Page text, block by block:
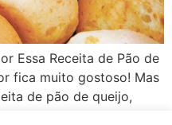
Essa Receita de Pão de
fica muito gostoso! Mas
de pão de queijo,
mundo vai adorar…